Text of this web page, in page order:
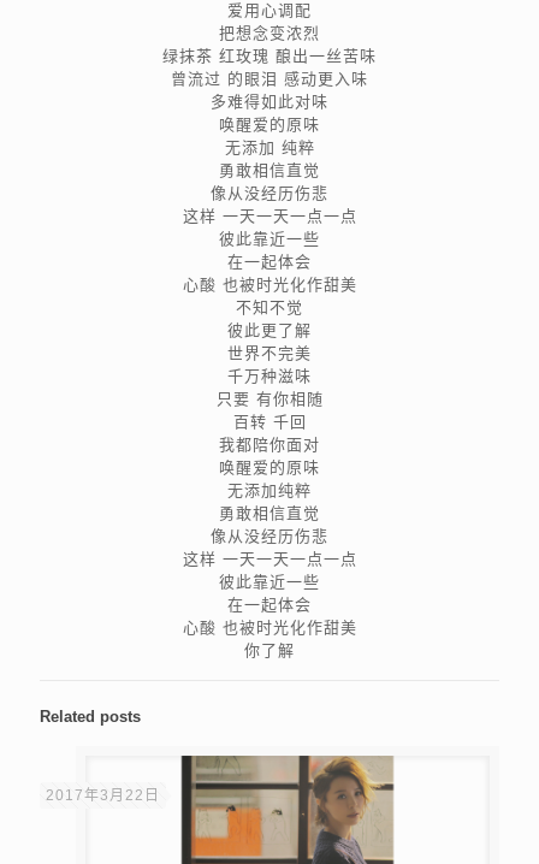
爱用心调配
把想念变浓烈
绿抹茶 红玫瑰 酿出一丝苦味
曾流过 的眼泪 感动更入味
多难得如此对味
唤醒爱的原味
无添加 纯粹
勇敢相信直觉
像从没经历伤悲
这样 一天一天一点一点
彼此靠近一些
在一起体会
心酸 也被时光化作甜美
不知不觉
彼此更了解
世界不完美
千万种滋味
只要 有你相随
百转 千回
我都陪你面对
唤醒爱的原味
无添加纯粹
勇敢相信直觉
像从没经历伤悲
这样 一天一天一点一点
彼此靠近一些
在一起体会
心酸 也被时光化作甜美
你了解
Related posts
2017年3月22日